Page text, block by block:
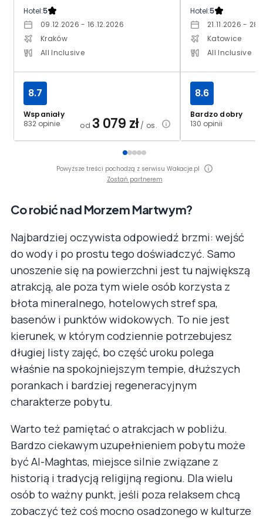
Hotel:5
09.12.2026 - 16.12.2026
Kraków
All Inclusive
Wspaniały
832 opinie
8.7
od 3 079 zł/ os.
Hotel:5
21.11.2026 -
Katowice
All Inclusive
Bardzo dobry
130 opinii
8.6
Powyższe treści pochodzą z serwisu Wakacje.pl
Zostań partnerem
Co robić nad Morzem Martwym?
Najbardziej oczywista odpowiedź brzmi: wejść
do wody i po prostu tego doświadczyć. Samo
unoszenie się na powierzchni jest tu największą
atrakcją, ale poza tym wiele osób korzysta z
błota mineralnego, hotelowych stref spa,
basenów i punktów widokowych. To nie jest
kierunek, w którym codziennie potrzebujesz
długiej listy zajęć, bo część uroku polega
właśnie na spokojniejszym tempie, dłuższych
porankach i bardziej regeneracyjnym
charakterze pobytu.
Warto też pamiętać o atrakcjach w pobliżu.
Bardzo ciekawym uzupełnieniem pobytu może
być Al-Maghtas, miejsce silnie związane z
historią i tradycją religijną regionu. Dla wielu
osób to ważny punkt, jeśli poza relaksem chcą
zobaczyć też coś mocno osadzonego w kulturze